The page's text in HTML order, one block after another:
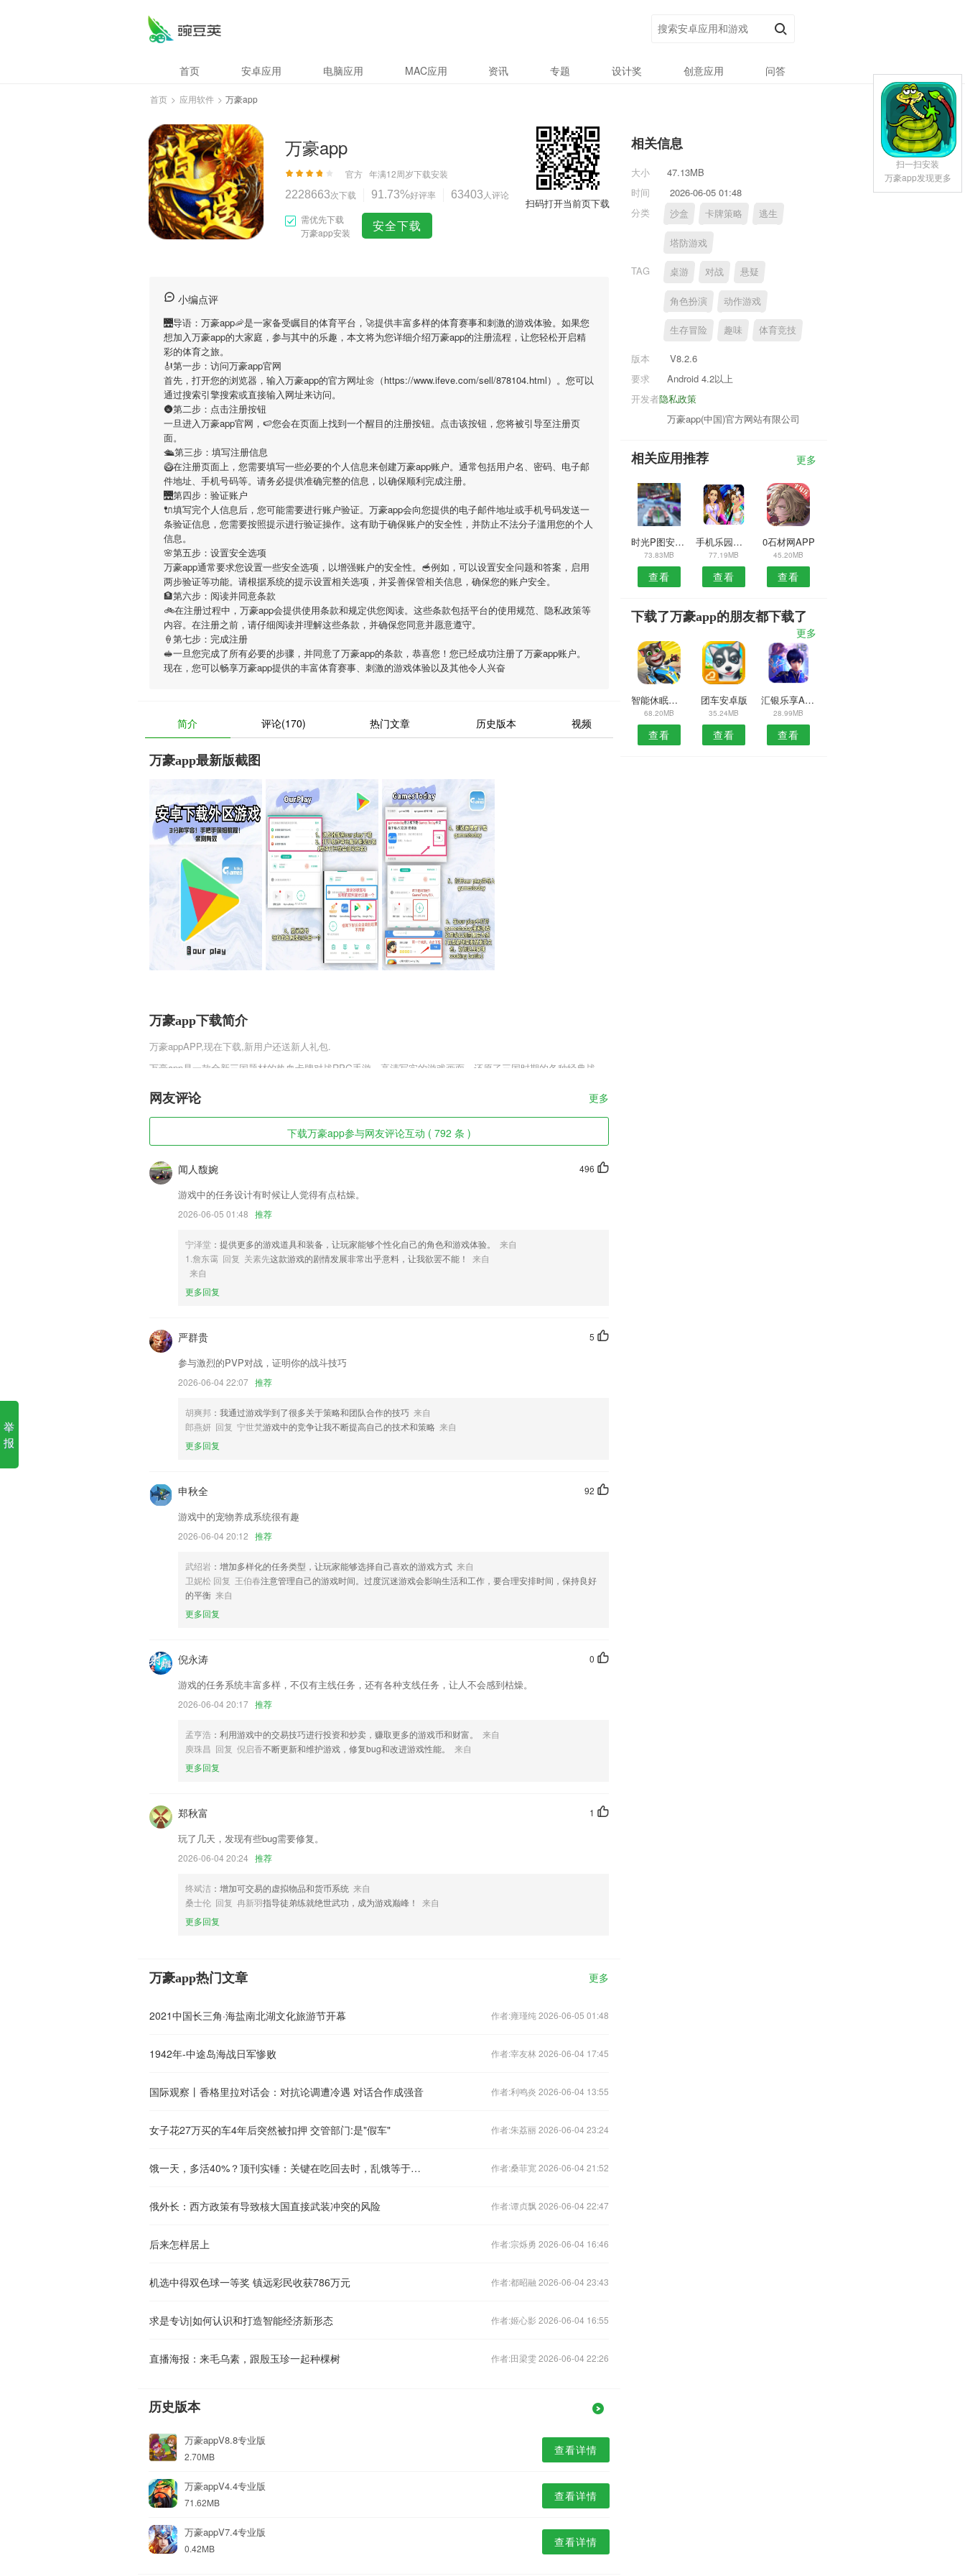
首页 安卓应用 电脑应用 MAC应用 资讯 专题 设计奖 创意应用 问答
首页 > 应用软件 > 万豪app
万豪app
官方 年满12周岁下载安装
2228663次下载 91.73%好评率 63403 人评论
需优先下载
万豪app安装
安全下载
扫码打开当前页下载
小编点评
🌉导语： 万豪app🦐是一家备受瞩目的体育平台，🚀提供丰富多样的体育赛事和刺激的游戏体验。如果您
想加入万豪app的大家庭，参与其中的乐趣，本文将为您详细介绍万豪app的注册流程，让您轻松开启精
彩的体育之旅。
🎻第一步：访问万豪app官网
首先，打开您的浏览器，输入万豪app的官方网址🌼（https://www.ifeve.com/sell/878104.html）。您可以
通过搜索引擎搜索或直接输入网址来访问。
🌚第二步：点击注册按钮
一旦进入万豪app官网，🍉您会在页面上找到一个醒目的注册按钮。点击该按钮，您将被引导至注册页
面。
🛳第三步：填写注册信息
🥝在注册页面上，您需要填写一些必要的个人信息来创建万豪app账户。通常包括用户名、密码、电子邮
件地址、手机号码等。请务必提供准确完整的信息，以确保顺利完成注册。
🌉第四步：验证账户
🔌填写完个人信息后，您可能需要进行账户验证。 万豪app会向您提供的电子邮件地址或手机号码发送一
条验证信息，您需要按照提示进行验证操作。这有助于确保账户的安全性，并防止不法分子滥用您的个人
信息。
🌸第五步：设置安全选项
万豪app通常要求您设置一些安全选项，以增强账户的安全性。🥣例如，可以设置安全问题和答案，启用
两步验证等功能。请根据系统的提示设置相关选项，并妥善保管相关信息，确保您的账户安全。
🏦第六步：阅读并同意条款
🚲在注册过程中， 万豪app会提供使用条款和规定供您阅读。这些条款包括平台的使用规范、隐私政策等
内容。在注册之前，请仔细阅读并理解这些条款，并确保您同意并愿意遵守。
🍦第七步：完成注册
🥪一旦您完成了所有必要的步骤，并同意了万豪app的条款，恭喜您！您已经成功注册了万豪app账户。
现在，您可以畅享万豪app提供的丰富体育赛事、刺激的游戏体验以及其他令人兴奋
简介 评论(170) 热门文章 历史版本 视频
万豪app最新版截图
万豪app下载简介
万豪appAPP,现在下载,新用户还送新人礼包.
万豪app是一款全新三国题材的热血卡牌对战RPG手游，高清写实的游戏画面，还原了三国时期的各种经典战
可以招入自己麾下，特殊的英雄人物还有合击技能，轻松战胜敌人，取得胜利。
万豪app软件特色
1,5000+优质齿科商品
2,在服务结束后,在订单中,对每个服务过的客户进行信息维护和订单数据整理
3,提供考试报名、考试时间、打印准考证、成绩查询、证书领取等考试资讯，包含历年真题、考试大纲、备考经
验等考试干货。
4,我的医生，将自己信任的医生进行点击关注，便于联系；
5,用心交流 get满满能量
6,【官方资讯一键知】
万豪app软件优势
家庭环境中*实用的词汇与句式，自然将英语融入到生活中。每天都能用！
2.题量大，多个刷题板块，历年真题、章节习题、模拟试题
3.及时查漏补缺，打印分享，方便快捷
5.·可以掌握孩子的课程，以后就能让孩子在线及时进行课程学习
6.【棋力评测】阶段性检验学习成果，记录你的每一次成长
新增剪辑功能；
数据上报选产品新增“九宫格”样式
增加浮动速度，在其他app上面显示当前速度（请根据提示打开相关权限）
文本编辑器设置中增加代码高亮长度限制选项
实体商家营销工具；
联系我们
网友评论 更多
下载万豪app参与网友评论互动 ( 792 条 )
496
闻人馥婉
游戏中的任务设计有时候让人觉得有点枯燥。
2026-06-05 01:48 推荐
宁泽堂 ：提供更多的游戏道具和装备，让玩家能够个性化自己的角色和游戏体验。
来自
1.詹东霭 回复 关素先这款游戏的剧情发展非常出乎意料，让我欲罢不能！
来自
来自
更多回复
5
严群贵
参与激烈的PVP对战，证明你的战斗技巧
2026-06-04 22:07 推荐
胡爽邦 ：我通过游戏学到了很多关于策略和团队合作的技巧 来自
郎燕妍 回复 宁世梵游戏中的竞争让我不断提高自己的技术和策略 来自
更多回复
92
申秋全
游戏中的宠物养成系统很有趣
2026-06-04 20:12 推荐
武绍岩 ：增加多样化的任务类型，让玩家能够选择自己喜欢的游戏方式 来自
卫妮松 回复 王伯春注意管理自己的游戏时间。过度沉迷游戏会影响生活和工作，要合理安排时间，保持良好
的平衡 来自
更多回复
0
倪永涛
游戏的任务系统丰富多样，不仅有主线任务，还有各种支线任务，让人不会感到枯燥。
2026-06-04 20:17 推荐
孟亨浩 ：利用游戏中的交易技巧进行投资和炒卖，赚取更多的游戏币和财富。
来自
庾珠昌 回复 倪启香不断更新和维护游戏，修复bug和改进游戏性能。
来自
更多回复
1
郑秋富
玩了几天，发现有些bug需要修复。
2026-06-04 20:24 推荐
终斌洁 ：增加可交易的虚拟物品和货币系统 来自
桑士伦 回复 冉新羽指导徒弟练就绝世武功，成为游戏巅峰！
来自
更多回复
万豪app热门文章 更多
2021中国长三角·海盐南北湖文化旅游节开幕 作者:雍瑾纯 2026-06-05 01:48
1942年-中途岛海战日军惨败 作者:宰友林 2026-06-04 17:45
国际观察丨香格里拉对话会：对抗论调遭冷遇 对话合作成强音 作者:利鸣炎 2026-06-04 13:55
女子花27万买的车4年后突然被扣押 交管部门:是"假车" 作者:朱荔丽 2026-06-04 23:24
饿一天，多活40%？顶刊实锤：关键在吃回去时，乱饿等于慢性自杀 作者:桑菲宽 2026-06-04 21:52
俄外长：西方政策有导致核大国直接武装冲突的风险 作者:谭贞飘 2026-06-04 22:47
后来怎样居上 作者:宗烁勇 2026-06-04 16:46
机选中得双色球一等奖 镇远彩民收获786万元 作者:都昭融 2026-06-04 23:43
求是专访|如何认识和打造智能经济新形态 作者:姬心影 2026-06-04 16:55
直播海报：来毛乌素，跟殷玉珍一起种棵树 作者:田梁雯 2026-06-04 22:26
历史版本
万豪appV8.8专业版
2.70MB 查看详情
万豪appV4.4专业版
71.62MB 查看详情
万豪appV7.4专业版
0.42MB 查看详情
相关信息
大小
47.13MB
时间
2026-06-05 01:48
分类
沙盒 卡牌策略 逃生
塔防游戏
TAG 桌游 对战 悬疑
角色扮演 动作游戏
生存冒险 趣味 体育竞技
版本
V8.2.6
要求
Android 4.2以上
隐私政策
开发者
万豪app(中国)官方网站有限公司
相关应用推荐 更多
时光P图安卓版
73.83MB
查看
手机乐园安卓版
77.19MB
查看
0石材网APP
45.20MB
查看
下载了万豪app的朋友都下载了
更多
智能休眠安卓版
68.20MB
查看
团车安卓版
35.24MB
查看
汇银乐享APP
28.99MB
查看
扫一扫安装
万豪app发现更多
举
报